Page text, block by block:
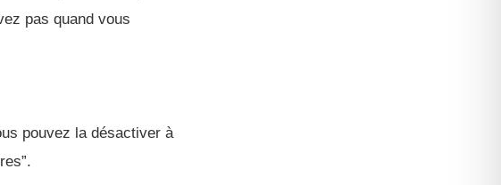
pas quand vous
pouvez la désactiver à